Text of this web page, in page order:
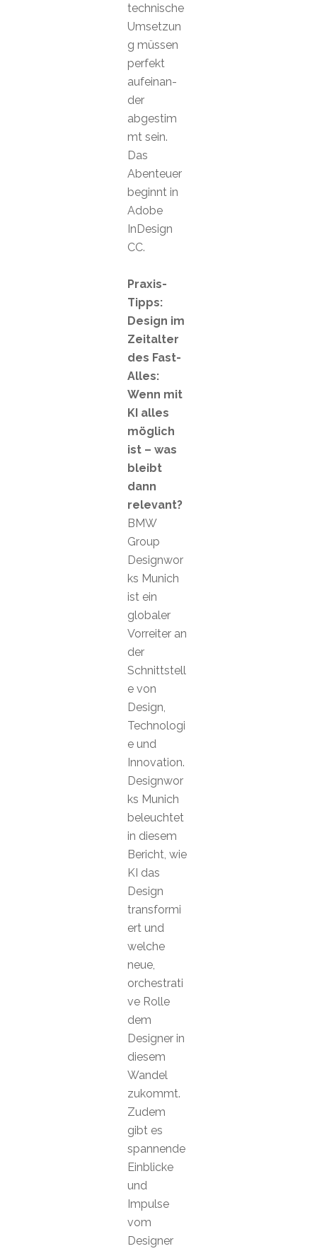
technische
Umsetzun
g müssen
perfekt
aufeinan-
der
abgestim
mt sein.
Das
Abenteuer
beginnt in
Adobe
InDesign
CC.
Praxis-
Tipps:
Design im
Zeitalter
des Fast-
Alles:
Wenn mit
KI alles
möglich
ist – was
bleibt
dann
relevant?
BMW
Group
Designwor
ks Munich
ist ein
globaler
Vorreiter an
der
Schnittstell
e von
Design,
Technologi
e und
Innovation.
Designwor
ks Munich
beleuchtet
in diesem
Bericht, wie
KI das
Design
transformi
ert und
welche
neue,
orchestrati
ve Rolle
dem
Designer in
diesem
Wandel
zukommt.
Zudem
gibt es
spannende
Einblicke
und
Impulse
vom
Designer